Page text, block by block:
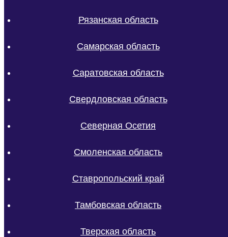
Рязанская область
Самарская область
Саратовская область
Свердловская область
Северная Осетия
Смоленская область
Ставропольский край
Тамбовская область
Тверская область